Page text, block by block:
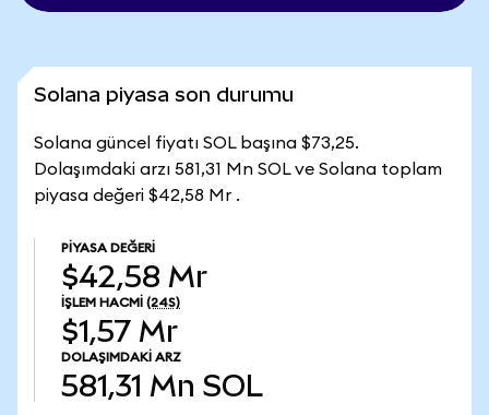
Solana piyasa son durumu
Solana güncel fiyatı SOL başına $73,25.
Dolaşımdaki arzı 581,31 Mn SOL ve Solana toplam
piyasa değeri $42,58 Mr .
PIYASA DEĞERI
$42,58 Mr
İŞLEM HACMI (24S)
$1,57 Mr
DOLAŞIMDAKI ARZ
581,31 Mn SOL